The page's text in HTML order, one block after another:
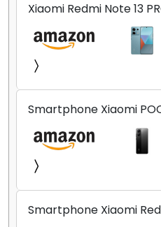
Xiaomi Redmi Note 13
GB + 8 GB) 200 MP
e) + (Pacote de
rápido) (Ocean Teal
Smartphone Xiaomi
8+256GB/12+256GB/
Smartphone Xiaomi